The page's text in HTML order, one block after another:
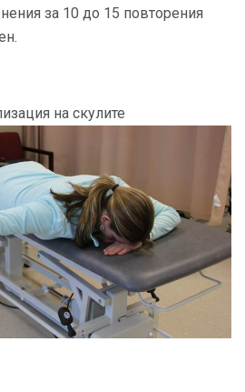
за 10 до 15 повторения
на скулите